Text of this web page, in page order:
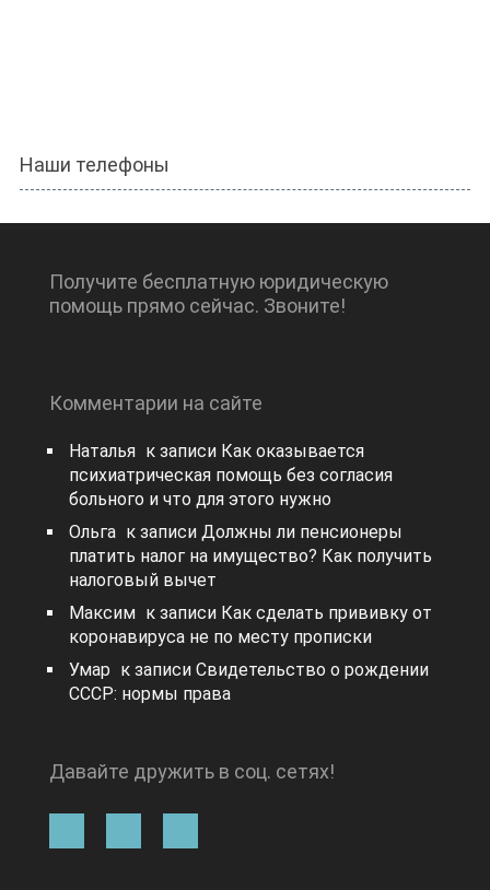
Наши телефоны
Получите бесплатную юридическую
помощь прямо сейчас. Звоните!
Комментарии на сайте
Наталья к записи Как оказывается
психиатрическая помощь без согласия
больного и что для этого нужно
Ольга к записи Должны ли пенсионеры
платить налог на имущество? Как получить
налоговый вычет
Максим к записи Как сделать прививку от
коронавируса не по месту прописки
Умар к записи Свидетельство о рождении
СССР: нормы права
Давайте дружить в соц. сетях!